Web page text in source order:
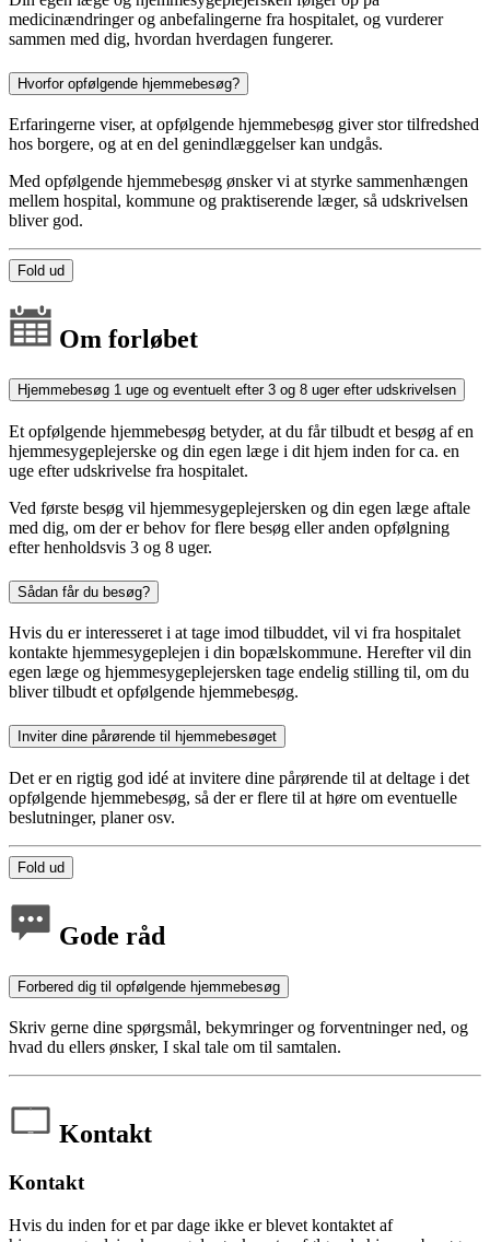
medicinændringer og anbefalingerne fra hospitalet, og vurderer
sammen med dig, hvordan hverdagen fungerer.
Hvorfor opfølgende hjemmebesøg?
Erfaringerne viser, at opfølgende hjemmebesøg giver stor tilfredshed
hos borgere, og at en del genindlæggelser kan undgås.
Med opfølgende hjemmebesøg ønsker vi at styrke sammenhængen
mellem hospital, kommune og praktiserende læger, så udskrivelsen
bliver god.
Fold ud
Om forløbet
Hjemmebesøg 1 uge og eventuelt efter 3 og 8 uger efter udskrivelsen
Et opfølgende hjemmebesøg betyder, at du får tilbudt et besøg af en
hjemmesygeplejerske og din egen læge i dit hjem inden for ca. en
uge efter udskrivelse fra hospitalet.
Ved første besøg vil hjemmesygeplejersken og din egen læge aftale
med dig, om der er behov for flere besøg eller anden opfølgning
efter henholdsvis 3 og 8 uger.
Sådan får du besøg?
Hvis du er interesseret i at tage imod tilbuddet, vil vi fra hospitalet
kontakte hjemmesygeplejen i din bopælskommune. Herefter vil din
egen læge og hjemmesygeplejersken tage endelig stilling til, om du
bliver tilbudt et opfølgende hjemmebesøg.
Inviter dine pårørende til hjemmebesøget
Det er en rigtig god idé at invitere dine pårørende til at deltage i det
opfølgende hjemmebesøg, så der er flere til at høre om eventuelle
beslutninger, planer osv.
Fold ud
Gode råd
Forbered dig til opfølgende hjemmebesøg
Skriv gerne dine spørgsmål, bekymringer og forventninger ned, og
hvad du ellers ønsker, I skal tale om til samtalen.
Kontakt
Kontakt
Hvis du inden for et par dage ikke er blevet kontaktet af